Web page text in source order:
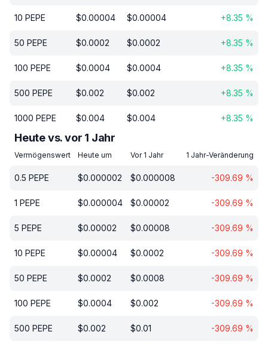
10 PEPE $0.00004 $0.00004 +8.35 %
50 PEPE $0.0002 $0.0002 +8.35 %
100 PEPE $0.0004 $0.0004 +8.35 %
500 PEPE $0.002 $0.002 +8.35 %
1000 PEPE $0.004 $0.004 +8.35 %
Heute vs. vor 1 Jahr
Vermögenswert Heute um Vor 1 Jahr 1 Jahr-Veränderung
0.5 PEPE $0.000002 $0.000008 -309.69 %
1 PEPE $0.000004 $0.00002 -309.69 %
5 PEPE $0.00002 $0.00008 -309.69 %
10 PEPE $0.00004 $0.0002 -309.69 %
50 PEPE $0.0002 $0.0008 -309.69 %
100 PEPE $0.0004 $0.002 -309.69 %
500 PEPE $0.002 $0.01 -309.69 %